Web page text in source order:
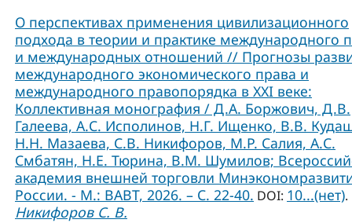
О перспективах применения цивилизационного
подхода в теории и практике международного
и международных отношений // Прогнозы
международного экономического права и
международного правопорядка в XXI веке:
Коллективная монография / Д.А. Боржович, Д.В.
Галеева, А.С. Исполинов, Н.Г. Ищенко, В.В.
Н.Н. Мазаева, С.В. Никифоров, М.Р. Салия, А.С.
Смбатян, Н.Е. Тюрина, В.М. Шумилов;
академия внешней торговли
России. - М.: ВАВТ, 2026. – С. 22-40. DOI: 10...(нет).
Никифоров С. В.